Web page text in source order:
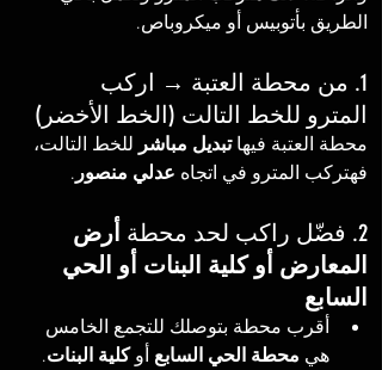
الطريق بأتوبيس أو ميكروباص.
1. من محطة العتبة → اركب
المترو للخط التالت (الخط الأخضر)
محطة العتبة فيها تبديل مباشر للخط التالت،
فهتركب المترو في اتجاه عدلي منصور .
2. فضّل راكب لحد محطة
أرض
المعارض أو كلية البنات أو الحي
السابع
أقرب محطة بتوصلك للتجمع الخامس
هي محطة الحي السابع أو كلية البنات.